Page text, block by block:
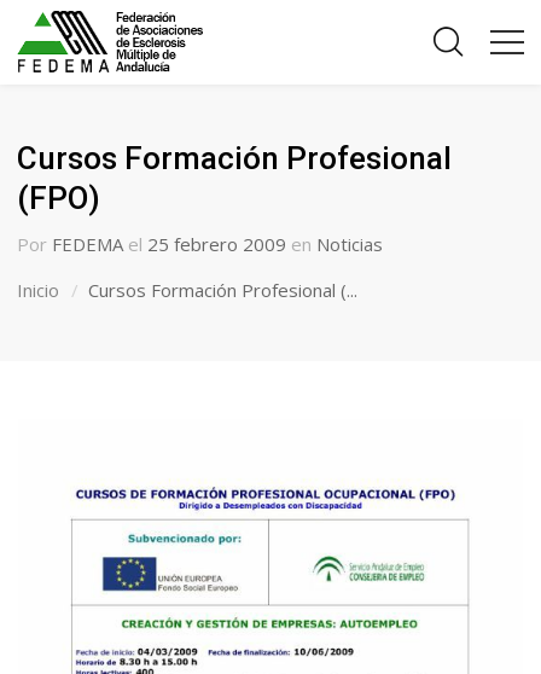
Cursos Formación Profesional
(FPO)
Por FEDEMA el 25 febrero 2009 en Noticias
Inicio
Cursos Formación Profesional (...